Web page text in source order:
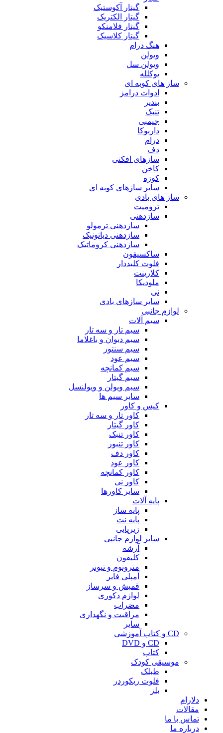
گیتار آکوستیک
گیتار الکتریک
گیتار فلامنکو
گیتار کلاسیک
هنگ درام
ویولن
ویولن سل
یوکلله
ساز های کوبه ای
ادوات درامز
بندیر
تنبک
جیمبی
داربوکا
درام
دف
سازهای افکتی
کاخن
کوزه
سایر سازهای کوبه ای
ساز های بادی
ترومپت
سازدهنی
سازدهنی ترمولو
سازدهنی دیاتونیک
سازدهنی کروماتیک
ساکسیفون
فلوت کلیددار
کلارینت
ملودیکا
نی
سایر سازهای بادی
لوازم جانبی
سیم آلات
سیم تار و سه تار
سیم دیوان و باغلاما
سیم سنتور
سیم عود
سیم کمانچه
سیم گیتار
سیم ویولن و ویولنسل
سایر سیم ها
کیس و کاور
کاور تار و سه تار
کاور گیتار
کاور تنبک
کاور تنبور
کاور دف
کاور عود
کاور کمانچه
کاور نی
سایر کاورها
پایه آلات
پایه ساز
پایه نت
زیرپایی
سایر لوازم جانبی
آرشه
کلیفون
مترونوم و تیونر
آمپلی فایر
قمیش و سرساز
لوازم دکوری
مضراب
مراقبت و نگهداری
سایر
CD و کتاب آموزشی
CD و DVD
کتاب
موسیقی کودک
طبلک
فلوت ریکوردر
بلز
دلارام
مقالات
تماس با ما
درباره ما